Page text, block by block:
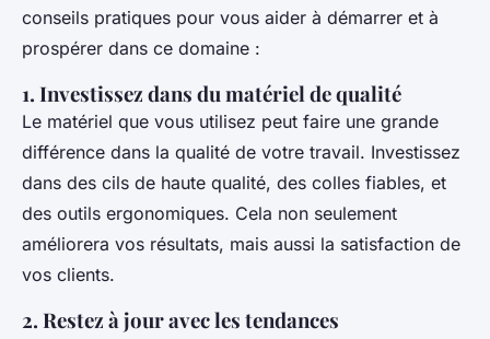
conseils pratiques pour vous aider à démarrer et à
prospérer dans ce domaine :
1. Investissez dans du matériel de qualité
Le matériel que vous utilisez peut faire une grande
différence dans la qualité de votre travail. Investissez
dans des cils de haute qualité, des colles fiables, et
des outils ergonomiques. Cela non seulement
améliorera vos résultats, mais aussi la satisfaction de
vos clients.
2. Restez à jour avec les tendances